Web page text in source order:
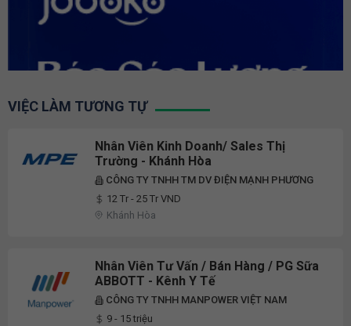
VIỆC LÀM TƯƠNG TỰ
Nhân Viên Kinh Doanh/ Sales Thị
Trường - Khánh Hòa
CÔNG TY TNHH TM DV ĐIỆN MẠNH PHƯƠNG
12 Tr - 25 Tr VND
Khánh Hòa
Nhân Viên Tư Vấn / Bán Hàng / PG Sữa
ABBOTT - Kênh Y Tế
CÔNG TY TNHH MANPOWER VIỆT NAM
9 - 15 triệu